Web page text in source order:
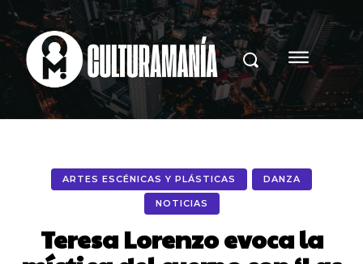
ARTES ESCÉNICAS Y PLÁSTICAS DANZA
NOTICIAS
Teresa Lorenzo evoca la